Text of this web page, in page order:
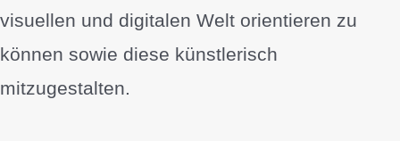
visuellen und digitalen Welt orientieren zu
können sowie diese künstlerisch
mitzugestalten.